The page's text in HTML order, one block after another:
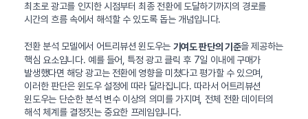
최초로 광고를 인지한 시점부터 최종 전환에 도달하기까지의 경로를
시간의 흐름 속에서 해석할 수 있도록 돕는 개념입니다.
전환 분석 모델에서 어트리뷰션 윈도우는 기여도 판단의 기준을 제공하는
핵심 요소입니다. 예를 들어, 특정 광고 클릭 후 7일 이내에 구매가
발생했다면 해당 광고는 전환에 영향을 미쳤다고 평가할 수 있으며,
이러한 판단은 윈도우 설정에 따라 달라집니다. 따라서 어트리뷰션
윈도우는 단순한 분석 변수 이상의 의미를 가지며, 전체 전환 데이터의
해석 체계를 결정짓는 중요한 프레임입니다.